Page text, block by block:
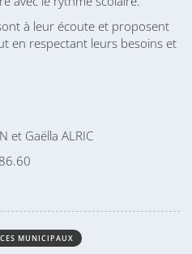
à leur écoute et proposent
en respectant leurs besoins et
et Gaëlla ALRIC
MUNICIPAUX